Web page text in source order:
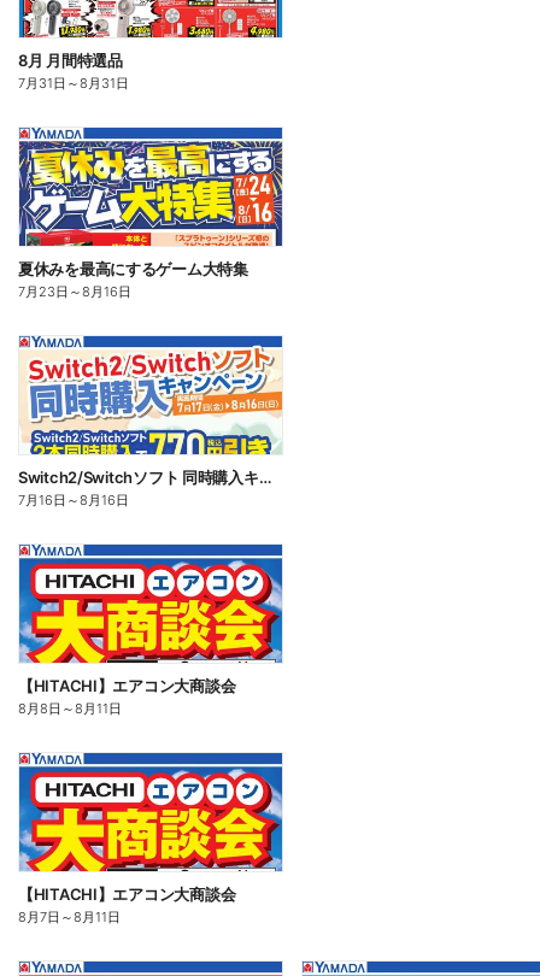
8月 月間特選品
7月31日 ～8月31日
夏休みを最高にするゲーム大特集
7月23日 ～8月16日
Switch2/Switchソフト 同時購入キャンペーン
7月16日 ～8月16日
【HITACHI】エアコン大商談会
8月8日 ～8月11日
【HITACHI】エアコン大商談会
8月7日 ～8月11日